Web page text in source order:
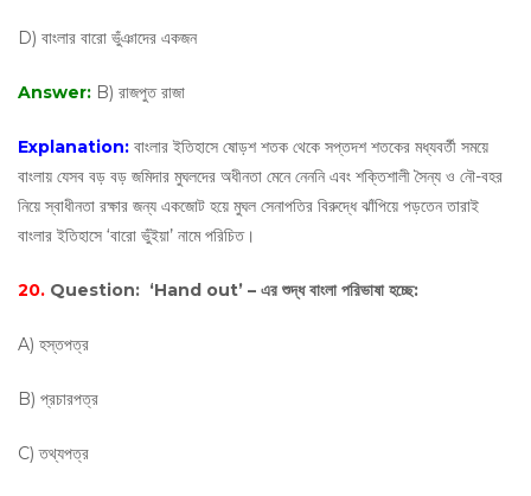
D) বাংলার বারো ভুঁঞাদের একজন
Answer: B) রাজপুত রাজা
Explanation: বাংলার ইতিহাসে ষোড়শ শতক থেকে সপ্তদশ শতকের মধ্যবর্তী সময়ে
বাংলায় যেসব বড় বড় জমিদার মুঘলদের অধীনতা মেনে নেননি এবং শক্তিশালী সৈন্য ও নৌ-বহর
নিয়ে স্বাধীনতা রক্ষার জন্য একজোট হয়ে মুঘল সেনাপতির বিরুদ্ধে ঝাঁপিয়ে পড়তেন তারাই
বাংলার ইতিহাসে ‘বারো ভুঁইয়া’ নামে পরিচিত।
20. Question: ‘Hand out’ – এর শুদ্ধ বাংলা পরিভাষা হচ্ছে:
A) হস্তপত্র
B) প্রচারপত্র
C) তথ্যপত্র